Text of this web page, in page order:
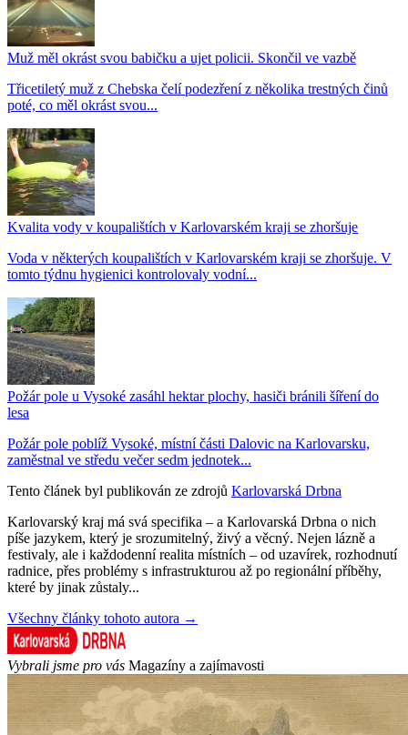
Muž měl okrást svou babičku a ujet policii. Skončil ve vazbě
Třicetiletý muž z Chebska čelí podezření z několika trestných činů
poté, co měl okrást svou...
Kvalita vody v koupalištích v Karlovarském kraji se zhoršuje
Voda v některých koupalištích v Karlovarském kraji se zhoršuje. V
tomto týdnu hygienici kontrolovaly vodní...
Požár pole u Vysoké zasáhl hektar plochy, hasiči bránili šíření do
lesa
Požár pole poblíž Vysoké, místní části Dalovic na Karlovarsku,
zaměstnal ve středu večer sedm jednotek...
Tento článek byl publikován ze zdrojů Karlovarská Drbna
Karlovarský kraj má svá specifika – a Karlovarská Drbna o nich
píše jazykem, který je srozumitelný, živý a věcný. Nejen lázně a
festivaly, ale i každodenní realita místních – od uzavírek, rozhodnutí
radnice, přes problémy s infrastrukturou až po regionální příběhy,
které by jinak zůstaly...
Všechny články tohoto autora →
Vybrali jsme pro vás Magazíny a zajímavosti